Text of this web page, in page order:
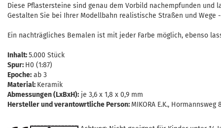
Diese Pflastersteine sind genau dem Vorbild nachempfunden
Gestalten Sie bei Ihrer Modellbahn realistische Straßen und
Ein nachträgliches Bemalen ist mit jeder Farbe möglich, ebenso
Inhalt:5.000 Stück
Spur: H0 (1:87)
Epoche: ab 3
Material: Keramik
Abmessungen (LxBxH): je 3,6 x 1,8 x 0,9 mm
Hersteller und verantowrtliche Person: MIKORA E.K.,